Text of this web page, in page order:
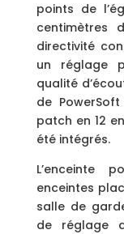
points de
centimètres
directivité
un réglage
qualité
de
patch en 12
été intégrés.
L’enceinte
enceintes
salle de
de réglage